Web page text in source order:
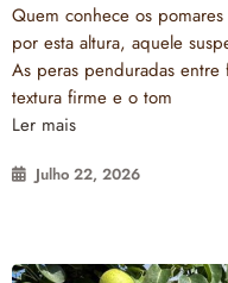
Quem conhece os
por esta altura, aquele
As peras penduradas
textura firme e o tom
Ler mais
Julho 22, 2026